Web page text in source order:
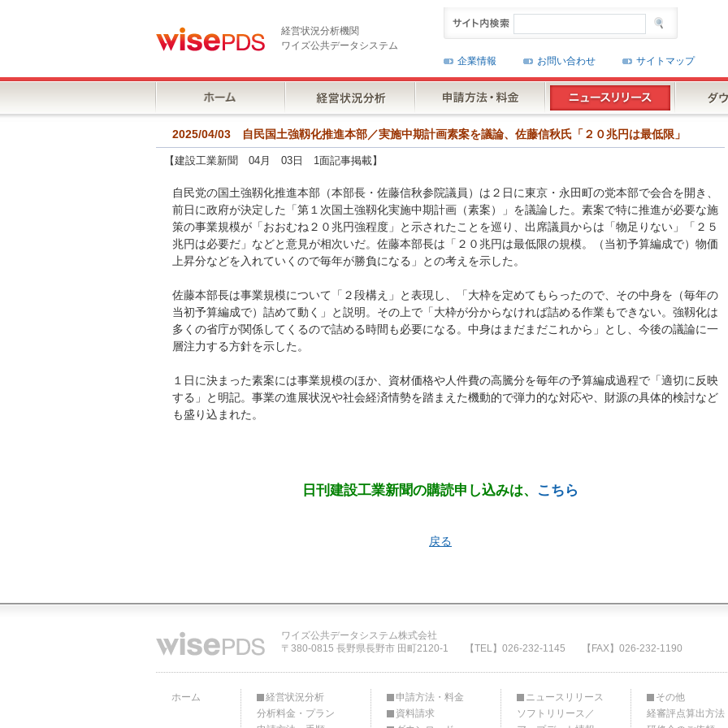
経営状況分析機関
ワイズ公共データシステム
企業情報
お問い合わせ サイトマップ
2025/04/03 自民国土強靱化推進本部／実施中期計画素案を議論、佐藤信秋氏「２０兆円は最低限」
【建設工業新聞 04月 03日 1面記事掲載】
自民党の国土強靱化推進本部（本部長・佐藤信秋参院議員）は２日に東京・永田町の党本部で会合を開き、
前日に政府が決定した「第１次国土強靱化実施中期計画（素案）」を議論した。素案で特に推進が必要な施
策の事業規模が「おおむね２０兆円強程度」と示されたことを巡り、出席議員からは「物足りない」「２５
兆円は必要だ」などと意見が相次いだ。佐藤本部長は「２０兆円は最低限の規模。（当初予算編成で）物価
上昇分などを入れていくので毎年が勝負になる」との考えを示した。
佐藤本部長は事業規模について「２段構え」と表現し、「大枠を定めてもらったので、その中身を（毎年の
当初予算編成で）詰めて動く」と説明。その上で「大枠が分からなければ詰める作業もできない。強靱化は
多くの省庁が関係してくるので詰める時間も必要になる。中身はまだまだこれから」とし、今後の議論に一
層注力する方針を示した。
１日に決まった素案には事業規模のほか、資材価格や人件費の高騰分を毎年の予算編成過程で「適切に反映
する」と明記。事業の進展状況や社会経済情勢を踏まえた機動的で弾力的な対応や、財源の具体的検討など
も盛り込まれた。
日刊建設工業新聞の購読申し込みは、 こちら
戻る
ワイズ公共データシステム株式会社
〒380-0815 長野県長野市 田町2120-1
【TEL】026-232-1145 【FAX】026-232-1190
ホーム
経営状況分析
分析料金・プラン
申請方法・料金
資料請求
ニュースリリース
ソフトリリース／
その他
経審評点算出方法